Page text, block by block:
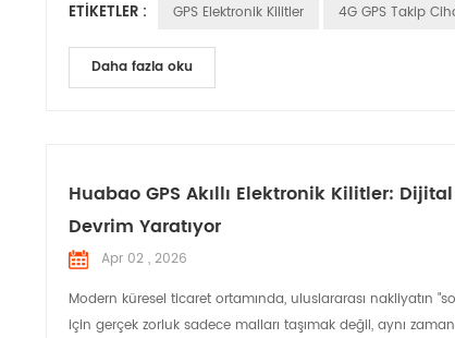
ETIKETLER : GPS Elektronik Kilitler 4G GPS Takip
Daha fazla oku
Huabao GPS Akıllı Elektronik Kilitler:
Devrim Yaratıyor
Apr 02 , 2026
Modern küresel ticaret ortamında, uluslararası nakliyatın
için gerçek zorluk sadece malları taşımak değil, aynı